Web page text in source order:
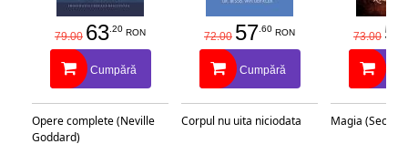
79.00 63.20 RON
Cumpără
Opere complete (Neville
Goddard)
72.00 57.60 RON
Cumpără
Corpul nu uita niciodata
73.00 58
Magia